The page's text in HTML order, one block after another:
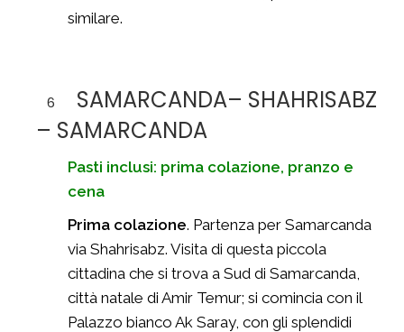
similare.
6
SAMARCANDA– SHAHRISABZ
– SAMARCANDA
Pasti inclusi: prima colazione, pranzo e
cena
Prima colazione. Partenza per Samarcanda
via Shahrisabz. Visita di questa piccola
cittadina che si trova a Sud di Samarcanda,
città natale di Amir Temur; si comincia con il
Palazzo bianco Ak Saray, con gli splendidi